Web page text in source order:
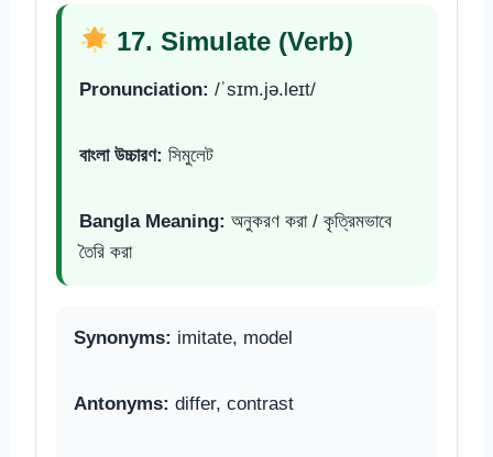
17. Simulate (Verb)
Pronunciation: /ˈsɪm.jə.leɪt/
বাংলা উচ্চারণ: সিমুলেট
Bangla Meaning: অনুকরণ করা / কৃত্রিমভাবে
তৈরি করা
Synonyms: imitate, model
Antonyms: differ, contrast